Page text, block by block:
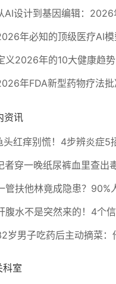
年必知的顶级医疗AI模
年FDA新型药物疗法
资讯
科室